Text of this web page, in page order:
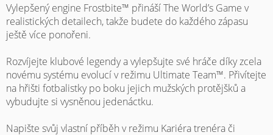
Vylepšený engine Frostbite™ přináší The World’s Game v
realistických detailech, takže budete do každého zápasu
ještě více ponořeni.
Rozvíjejte klubové legendy a vylepšujte své hráče díky zcela
novému systému evolucí v režimu Ultimate Team™. Přivítejte
na hřišti fotbalistky po boku jejich mužských protějšků a
vybudujte si vysněnou jedenáctku.
Napište svůj vlastní příběh v režimu Kariéra trenéra či